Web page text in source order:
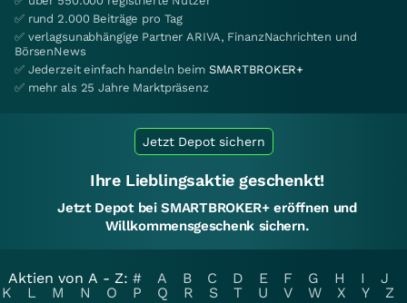
✅ rund 2.000 Beiträge pro Tag
✅ verlagsunabhängige Partner ARIVA, FinanzNachrichten und
BörsenNews
✅ Jederzeit einfach handeln beim SMARTBROKER+
✅ mehr als 25 Jahre Marktpräsenz
Jetzt Depot sichern
Ihre Lieblingsaktie geschenkt!
Jetzt Depot bei SMARTBROKER+ eröffnen und
Willkommensgeschenk sichern.
Aktien von A - Z: # A B C D E F G H I
J
K
L M N O P Q R S T U V W X Y
Z